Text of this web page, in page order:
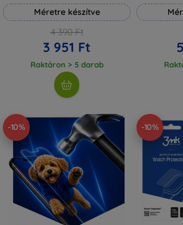
Méretre készítve
4 390 Ft
3 951 Ft
Raktáron > 5 darab
-10% -10%